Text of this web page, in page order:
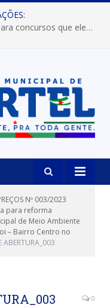
Prefeitura de Portel abre inscrições para concursos que elegerão os destaques do Verão 2026
Nº 003/2023
para reforma
de Meio Ambiente
– Bairro Centro no
ABERTURA_003
0